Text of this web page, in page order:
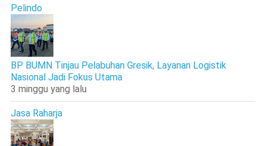
Pelindo
BP BUMN Tinjau Pelabuhan Gresik, Layanan Logistik
Nasional Jadi Fokus Utama
3 minggu yang lalu
Jasa Raharja